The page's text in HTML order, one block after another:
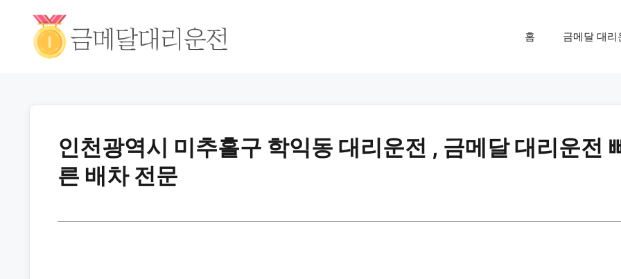
홈 금메달 대리
인천광역시 미추홀구 학익동 대리운전 , 금메달 대리운전
른 배차 전문